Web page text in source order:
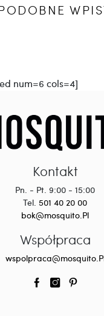
num=6 cols=4]
Kontakt
Pn. - Pt. 9:00 - 15:00
Tel. 501 40 20 00
bok@mosquito.Pl
Współpraca